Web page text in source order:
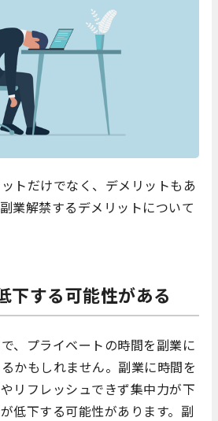
トだけでなく、デメリットもあ
業解禁するデメリットについて
下する可能性がある
、プライベートの時間を副業に
かもしれません。副業に時間を
リフレッシュできず集中力が下
低下する可能性があります。副